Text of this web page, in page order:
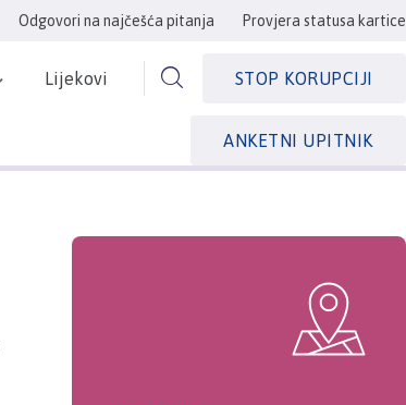
Odgovori na najčešća pitanja Provjera statusa kartice
Lijekovi STOP KORUPCIJI
ANKETNI UPITNIK